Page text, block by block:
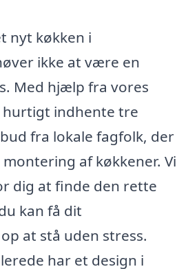
nyt køkken i
ikke at være en
Med hjælp fra vores
indhente tre
fra lokale fagfolk, der
af køkkener. Vi
dig at finde den rette
kan få dit
at stå uden stress.
har et design i